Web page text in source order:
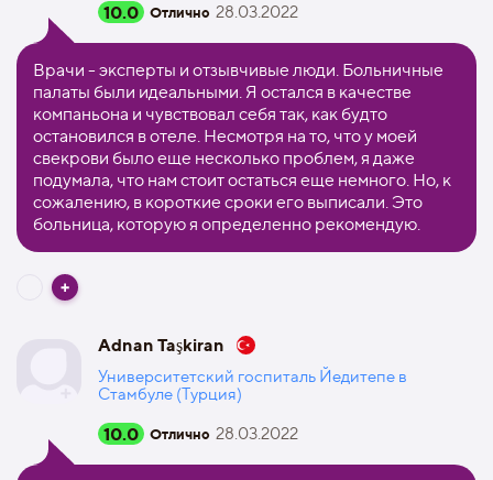
10.0 Отлично 28.03.2022
Врачи - эксперты и отзывчивые люди. Больничные
палаты были идеальными. Я остался в качестве
компаньона и чувствовал себя так, как будто
остановился в отеле. Несмотря на то, что у моей
свекрови было еще несколько проблем, я даже
подумала, что нам стоит остаться еще немного. Но, к
сожалению, в короткие сроки его выписали. Это
больница, которую я определенно рекомендую.
Adnan Taşkiran
Университетский госпиталь Йедитепе в
Стамбуле (Турция)
10.0 Отлично 28.03.2022